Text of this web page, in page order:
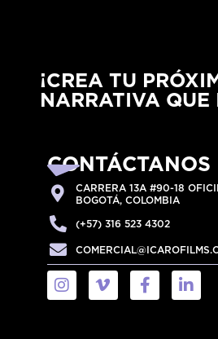
¡CREA TU
NARRATIVA QUE
CONTÁCTANOS
CARRERA 13A #90-18
BOGOTÁ, COLOMBIA
(+57) 316 523 4302